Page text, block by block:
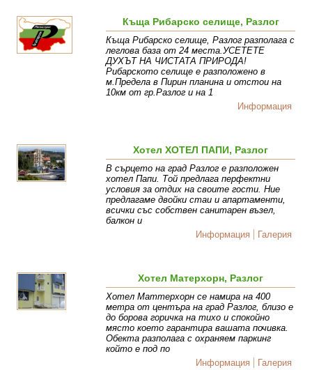
Къща Рибарско селище, Разлог
Къща Рибарско селище, Разлог разполага с
леглова база от 24 места.УСЕТЕТЕ
ДУХЪТ НА ЧИСТАТА ПРИРОДА!
Рибарското селище е разположено в
м.Предела в Пирин планина и отстои на
10км от гр.Разлог и на 1
Информация
Хотел ХОТЕЛ ПАПИ, Разлог
В сърцето на град Разлог е разположен
хотел Папи. Той предлага перфектни
условия за отдих на своите гости. Ние
предлагаме двойки стаи и апартаменти,
всички със собствен санитарен възел,
балкон и
Информация
Галерия
Хотел Матерхорн, Разлог
Хотел Маттерхорн се намира на 400
метра от центъра на град Разлог, близо е
до борова горичка на тихо и спокойно
място което гарантира вашата почивка.
Обекта разполага с охраняем паркинг
който е под по
Информация
Галерия